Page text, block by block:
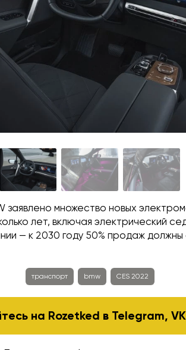
заявлено множество новых
лет, включая электрический
— к 2030 году 50% продаж
транспорт bmw CES 2022
на Rozetked в Telegram,VK